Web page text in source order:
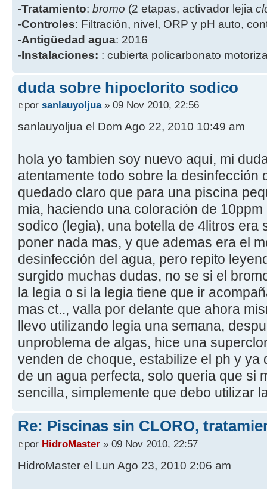
-Tratamiento: bromo (2 etapas, activador lejia
-Controles: Filtración, nivel, ORP y pH auto,
-Antigüedad agua: 2016
-Instalaciones: : cubierta policarbonato
duda sobre hipoclorito sodico
por sanlauyoljua» 09 Nov 2010, 22:56
sanlauyoljua el Dom Ago 22, 2010 10:49 am
hola yo tambien soy nuevo aquí, mi
atentamente todo sobre la desinfección
quedado claro que para una piscina
mia, haciendo una coloración de
sodico (legia), una botella de 4litros era
poner nada mas, y que ademas era el
desinfección del agua, pero repito
surgido muchas dudas, no se si el
la legia o si la legia tiene que ir
mas ct.., valla por delante que ahora
llevo utilizando legia una semana,
unproblema de algas, hice una
venden de choque, estabilize el ph y ya
de un agua perfecta, solo queria que si
sencilla, simplemente que debo utilizar
Re: Piscinas sin CLORO,
por HidroMaster » 09 Nov 2010, 22:57
HidroMaster el Lun Ago 23, 2010 2:06 am